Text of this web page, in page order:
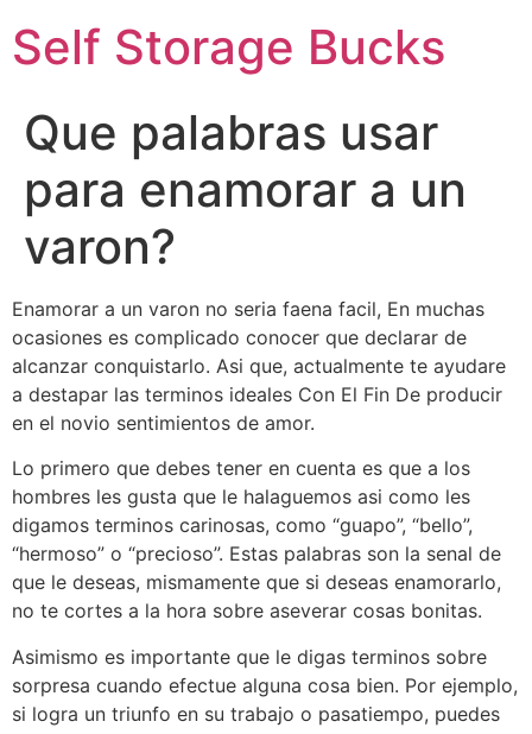
Self Storage Bucks
Que palabras usar
para enamorar a un
varon?
Enamorar a un varon no seri­a faena facil, En muchas
ocasiones es complicado conocer que declarar de
alcanzar conquistarlo. Asi que, actualmente te ayudare
a destapar las terminos ideales Con El Fin De producir
en el novio sentimientos de amor.
Lo primero que debes tener en cuenta es que a los
hombres les gusta que le halaguemos asi­ como les
digamos terminos carinosas, como “guapo”, “bello”,
“hermoso” o “precioso”. Estas palabras son la senal de
que le deseas, mismamente que si deseas enamorarlo,
no te cortes a la hora sobre aseverar cosas bonitas.
Asimismo es importante que le digas terminos sobre
sorpresa cuando efectue alguna cosa bien. Por ejemplo,
si logra un triunfo en su trabajo o pasatiempo, puedes